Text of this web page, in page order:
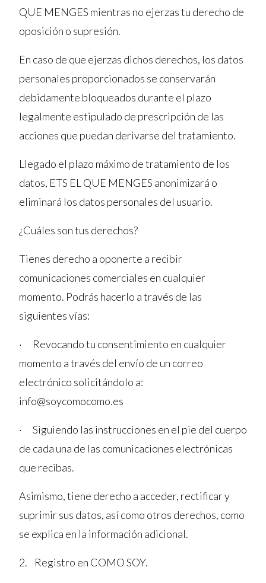
QUE MENGES mientras no ejerzas tu derecho de
oposición o supresión.
En caso de que ejerzas dichos derechos, los datos
personales proporcionados se conservarán
debidamente bloqueados durante el plazo
legalmente estipulado de prescripción de las
acciones que puedan derivarse del tratamiento.
Llegado el plazo máximo de tratamiento de los
datos, ETS EL QUE MENGES anonimizará o
eliminará los datos personales del usuario.
¿Cuáles son tus derechos?
Tienes derecho a oponerte a recibir
comunicaciones comerciales en cualquier
momento. Podrás hacerlo a través de las
siguientes vías:
· Revocando tu consentimiento en cualquier
momento a través del envío de un correo
electrónico solicitándolo a:
info@soycomocomo.es
· Siguiendo las instrucciones en el pie del cuerpo
de cada una de las comunicaciones electrónicas
que recibas.
Asimismo, tiene derecho a acceder, rectificar y
suprimir sus datos, así como otros derechos, como
se explica en la información adicional.
2. Registro en COMO SOY.